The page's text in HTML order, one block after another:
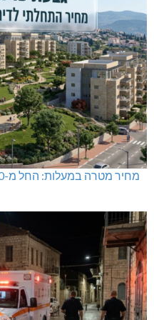
מחיר מטרה במעלות: החל מ-728,000 ₪